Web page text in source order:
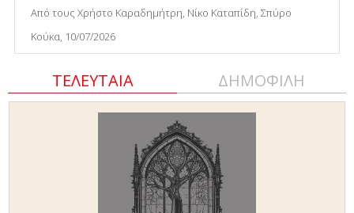
Από τους Χρήστο Καραδημήτρη, Νίκο Καταπίδη, Σπύρο
Κούκα, 10/07/2026
ΤΕΛΕΥΤΑΙΑ ΔΗΜΟΦΙΛΗ